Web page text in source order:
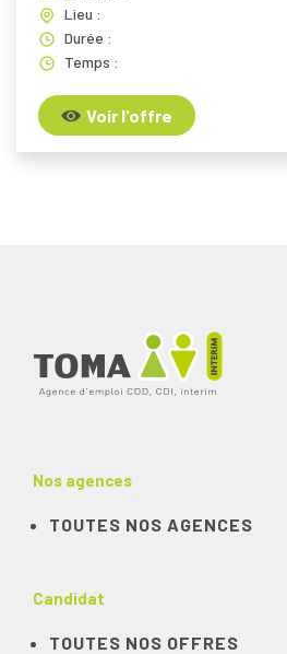
Lieu :
Durée :
Temps :
Voir l'offre
Nos agences
TOUTES NOS AGENCES
Candidat
TOUTES NOS OFFRES